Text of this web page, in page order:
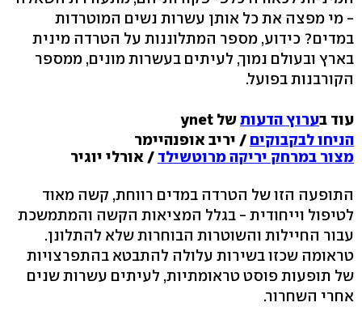
- מי מפצה את כל אותן עשרות נשים המוטרדות
במדים? כידוע, מספר המתלוננות על הטרדה מינית
בארץ ובעולם נמוך, לעיתים בעשרות מונים, ממספר
הקורבנות בפועל.
עוד בערוץ הדעותשל ynet
הניחו לבקבוקים / יריב אופנהיימר
מצור במרחק יריקה מרוטשילד / אורלי יוגיר
התופעה הזו של הטרדה במדים רווחת, קשה מאוד
לטיפול וייחודית - בגלל המציאות הקשה והמתמשכת
עבור החיילות והשוטרות הבוחרות שלא להתלונן.
טראומה שכזו בשירות עלולה להתבטא בהתפרצויות
של תופעות פוסט טראומתיות, לעיתים עשרות שנים
אחרי השחרור.